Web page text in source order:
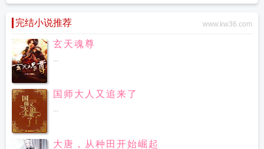
完结小说推荐 www.kw36.com
玄天魂尊
...
国师大人又追来了
...
大唐，从种田开始崛起